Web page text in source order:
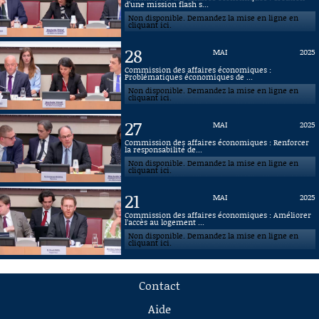
d’une mission flash s...
Non disponible. Demandez la mise en ligne en
cliquant ici.
28 MAI
2025
Commission des affaires économiques :
Problématiques économiques de ...
Non disponible. Demandez la mise en ligne en
cliquant ici.
27 MAI
2025
Commission des affaires économiques : Renforcer
la responsabilité de...
Non disponible. Demandez la mise en ligne en
cliquant ici.
21 MAI
2025
Commission des affaires économiques : Améliorer
l’accès au logement ...
Non disponible. Demandez la mise en ligne en
cliquant ici.
Contact
Aide